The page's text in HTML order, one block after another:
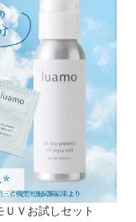
ＵＶお試しセット